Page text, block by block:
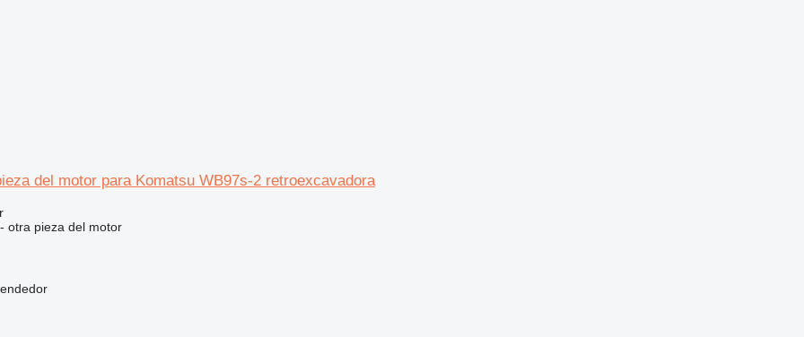
del motor para Komatsu WB97s-2 retroexcavadora
otra pieza del motor